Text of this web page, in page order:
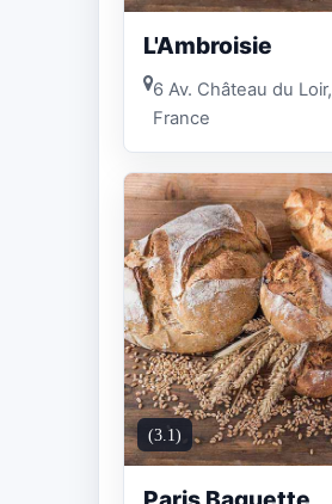
L'Ambroisie
6 Av. Château du
France
(3.1)